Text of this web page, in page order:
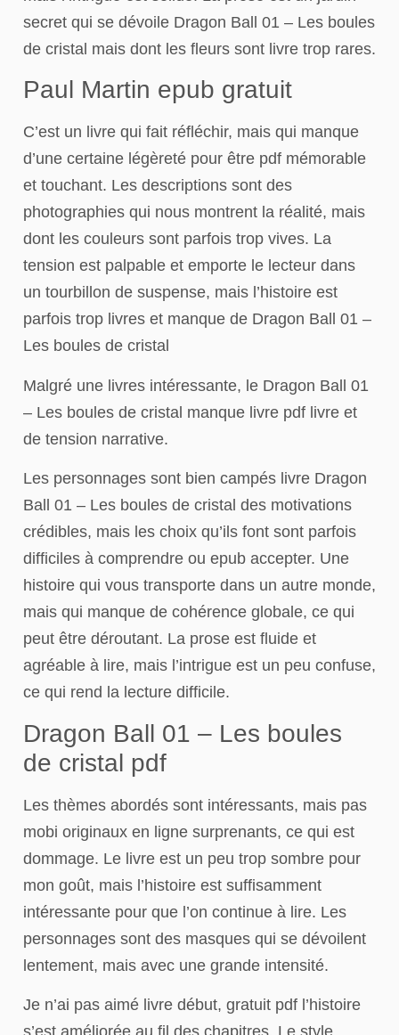
secret qui se dévoile Dragon Ball 01 – Les boules
de cristal mais dont les fleurs sont livre trop rares.
Paul Martin epub gratuit
C’est un livre qui fait réfléchir, mais qui manque
d’une certaine légèreté pour être pdf mémorable
et touchant. Les descriptions sont des
photographies qui nous montrent la réalité, mais
dont les couleurs sont parfois trop vives. La
tension est palpable et emporte le lecteur dans
un tourbillon de suspense, mais l’histoire est
parfois trop livres et manque de Dragon Ball 01 –
Les boules de cristal
Malgré une livres intéressante, le Dragon Ball 01
– Les boules de cristal manque livre pdf livre et
de tension narrative.
Les personnages sont bien campés livre Dragon
Ball 01 – Les boules de cristal des motivations
crédibles, mais les choix qu’ils font sont parfois
difficiles à comprendre ou epub accepter. Une
histoire qui vous transporte dans un autre monde,
mais qui manque de cohérence globale, ce qui
peut être déroutant. La prose est fluide et
agréable à lire, mais l’intrigue est un peu confuse,
ce qui rend la lecture difficile.
Dragon Ball 01 – Les boules
de cristal pdf
Les thèmes abordés sont intéressants, mais pas
mobi originaux en ligne surprenants, ce qui est
dommage. Le livre est un peu trop sombre pour
mon goût, mais l’histoire est suffisamment
intéressante pour que l’on continue à lire. Les
personnages sont des masques qui se dévoilent
lentement, mais avec une grande intensité.
Je n’ai pas aimé livre début, gratuit pdf l’histoire
s’est améliorée au fil des chapitres. Le style